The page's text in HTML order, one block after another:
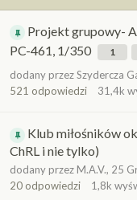
Projekt grupowy-
PC-461, 1/350
1
dodany przezSzydercza
521 odpowiedzi 31,4k
Klub miłośników
ChRL i nie tylko)
dodany przez M.A.V., 25
20 odpowiedzi 1,8k